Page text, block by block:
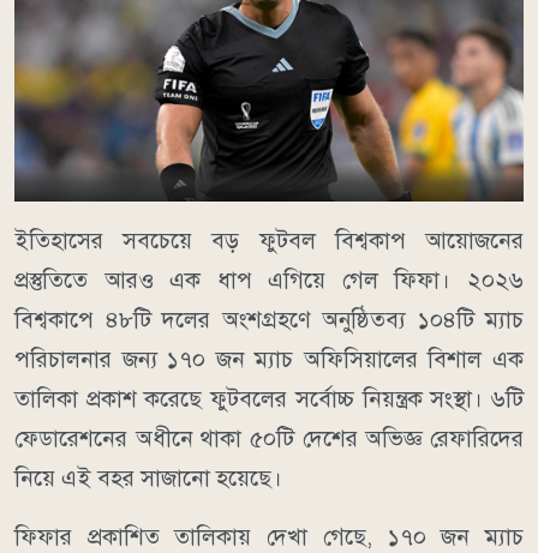
ইতিহাসের সবচেয়ে বড় ফুটবল বিশ্বকাপ আয়োজনের
প্রস্তুতিতে আরও এক ধাপ এগিয়ে গেল ফিফা। ২০২৬
বিশ্বকাপে ৪৮টি দলের অংশগ্রহণে অনুষ্ঠিতব্য ১০৪টি ম্যাচ
পরিচালনার জন্য ১৭০ জন ম্যাচ অফিসিয়ালের বিশাল এক
তালিকা প্রকাশ করেছে ফুটবলের সর্বোচ্চ নিয়ন্ত্রক সংস্থা। ৬টি
ফেডারেশনের অধীনে থাকা ৫০টি দেশের অভিজ্ঞ রেফারিদের
নিয়ে এই বহর সাজানো হয়েছে।
ফিফার প্রকাশিত তালিকায় দেখা গেছে, ১৭০ জন ম্যাচ